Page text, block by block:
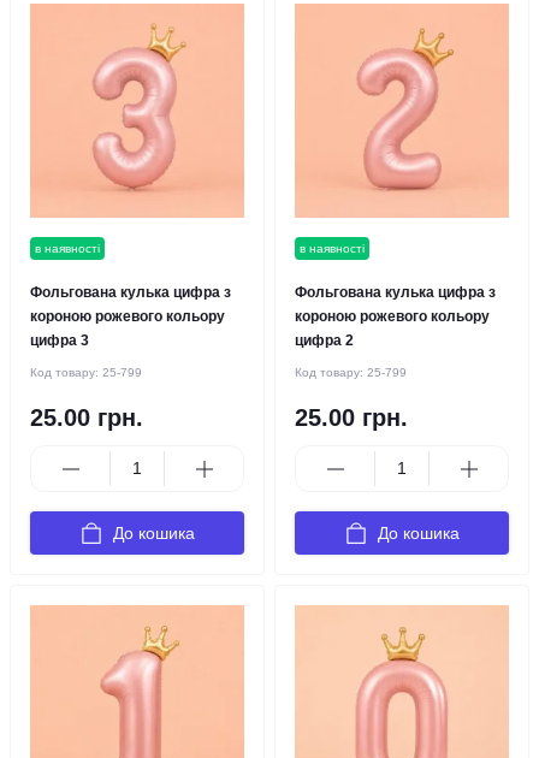
в наявності
Фольгована кулька цифра з
короною рожевого кольору
цифра 3
Код товару: 25-799
25.00 грн.
До кошика
в наявності
Фольгована кулька цифра з
короною рожевого кольору
цифра 2
Код товару: 25-799
25.00 грн.
До кошика